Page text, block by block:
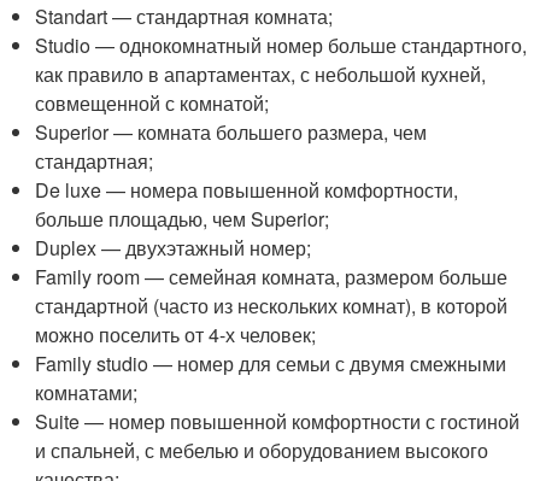
Standart — стандартная комната;
Studio — однокомнатный номер больше стандартного,
как правило в апартаментах, с небольшой кухней,
совмещенной с комнатой;
Superior — комната большего размера, чем
стандартная;
De luxe — номера повышенной комфортности,
больше площадью, чем Superior;
Duplex — двухэтажный номер;
Family room — семейная комната, размером больше
стандартной (часто из нескольких комнат), в которой
можно поселить от 4-х человек;
Family studio — номер для семьи с двумя смежными
комнатами;
Suite — номер повышенной комфортности с гостиной
и спальней, с мебелью и оборудованием высокого